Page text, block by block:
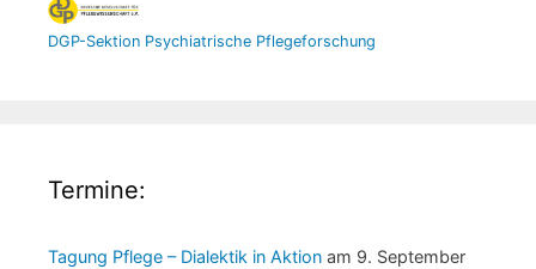
DGP-Sektion Psychiatrische Pflegeforschung
Termine:
Tagung Pflege – Dialektik in Aktion am 9. September